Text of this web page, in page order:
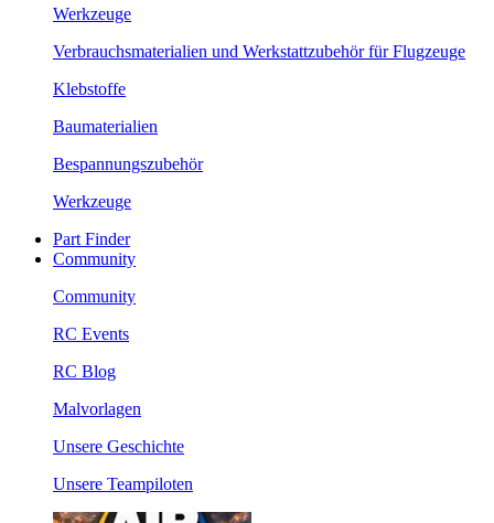
Werkzeuge
Verbrauchsmaterialien und Werkstattzubehör für Flugzeuge
Klebstoffe
Baumaterialien
Bespannungszubehör
Werkzeuge
Part Finder
Community
Community
RC Events
RC Blog
Malvorlagen
Unsere Geschichte
Unsere Teampiloten